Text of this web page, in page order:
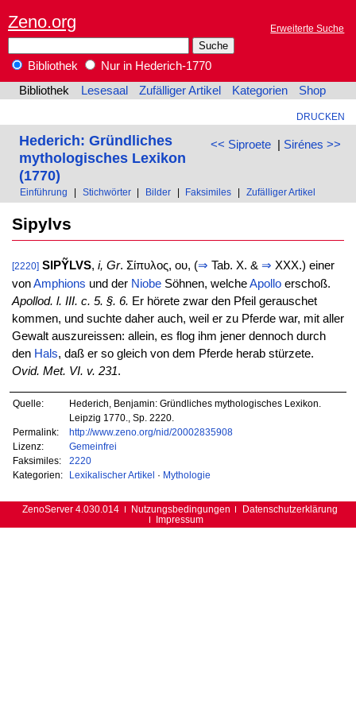
Zeno.org Erweiterte Suche
Bibliothek
Nur in Hederich-1770
Bibliothek
Lesesaal Zufälliger Artikel Kategorien Shop
DRUCKEN
<< Siproete| Sirénes >>
Hederich: Gründliches
mythologisches Lexikon
(1770)
Einführung Stichwörter Bilder Faksimiles Zufälliger Artikel
Sipylvs
[2220] SIPỸLVS, i, Gr. Σίπυλος, ου, (⇒ Tab. X. & ⇒ XXX.) einer
vonAmphions und der NiobeSöhnen, welcheApolloerschoß.
Apollod. l. III. c. 5. §. 6. Er hörete zwar den Pfeil gerauschet
kommen, und suchte daher auch, weil er zu Pferde war, mit aller
Gewalt auszureissen: allein, es flog ihm jener dennoch durch
den Hals, daß er so gleich von dem Pferde herab stürzete.
Ovid. Met. VI. v. 231.
Quelle:
Hederich, Benjamin: Gründliches mythologisches Lexikon.
Leipzig 1770., Sp. 2220.
Permalink:
http://www.zeno.org/nid/20002835908
Lizenz:
Gemeinfrei
Faksimiles:
2220
Kategorien:
Lexikalischer Artikel · Mythologie
ZenoServer 4.030.014 Nutzungsbedingungen
Datenschutzerklärung
Impressum